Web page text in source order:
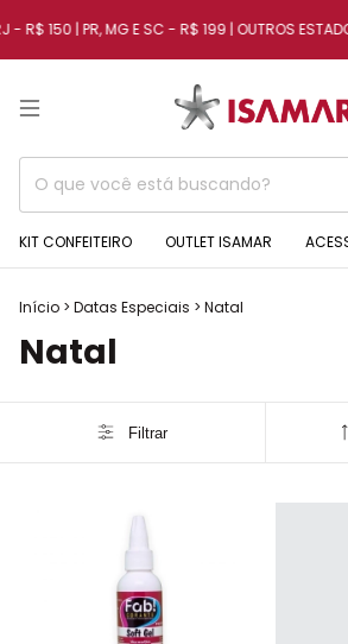
- R$ 150 | PR, MG E SC - R$ 199 | OUTROS
KIT CONFEITEIRO OUTLET ISAMAR
Início > Datas Especiais > Natal
Natal
Filtrar